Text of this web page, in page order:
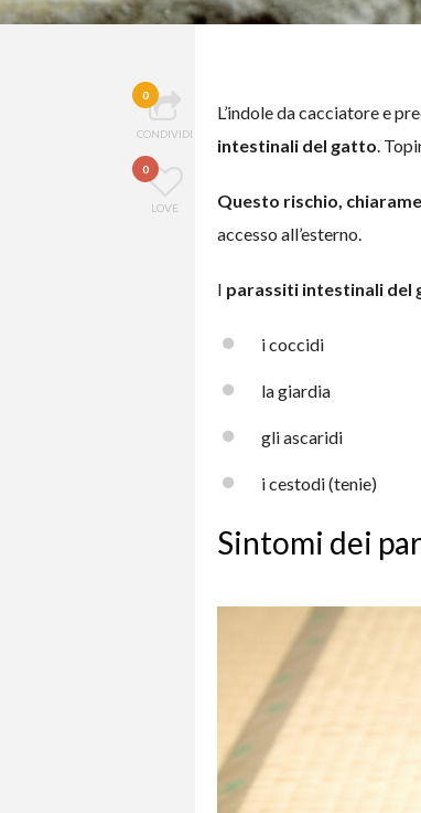
0
CONDIVIDI
0
LOVE
L’indole da cacciatore e
intestinali del gatto .
Questo rischio,
accesso all’esterno.
I parassiti intestinali del
i coccidi
la giardia
gli ascaridi
i cestodi (tenie)
Sintomi dei